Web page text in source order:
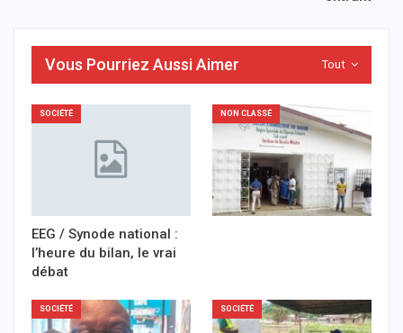
Tout
Vous Pourriez Aussi Aimer
SOCIÉTÉ
EEG / Synode national :
l’heure du bilan, le vrai
débat
NON CLASSÉ
SOCIÉTÉ SOCIÉTÉ